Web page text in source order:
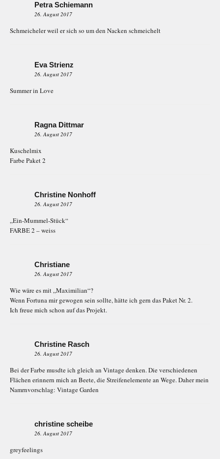
Petra Schiemann
26. August 2017
Schmeicheler weil er sich so um den Nacken schmeichelt
Eva Strienz
26. August 2017
Summer in Love
Ragna Dittmar
26. August 2017
Kuschelmix
Farbe Paket 2
Christine Nonhoff
26. August 2017
„Ein-Mummel-Stück“
FARBE 2 – weiss
Christiane
26. August 2017
Wie wäre es mit „Maximilian“?
Wenn Fortuna mir gewogen sein sollte, hätte ich gern das Paket Nr. 2.
Ich freue mich schon auf das Projekt.
Christine Rasch
26. August 2017
Bei der Farbe musdte ich gleich an Vintage denken. Die verschiedenen
Flächen erinnern mich an Beete, die Streifenelemente an Wege. Daher mein
Namrnvorschlag: Vintage Garden
christine scheibe
26. August 2017
greyfeelings